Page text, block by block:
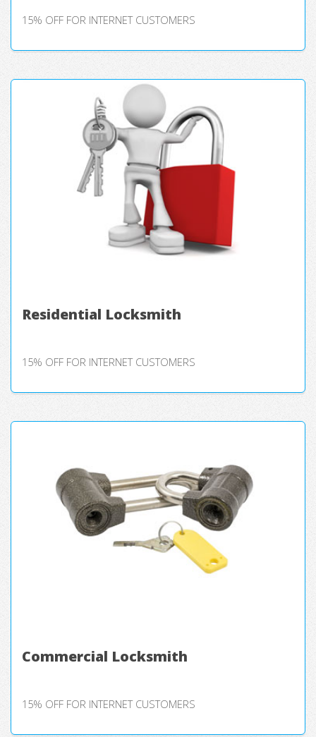
15% OFF FOR INTERNET CUSTOMERS
Residential Locksmith
15% OFF FOR INTERNET CUSTOMERS
Commercial Locksmith
15% OFF FOR INTERNET CUSTOMERS